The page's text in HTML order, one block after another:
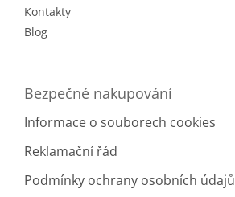
Kontakty
Blog
Bezpečné nakupování
Informace o souborech cookies
Reklamační řád
Podmínky ochrany osobních údajů